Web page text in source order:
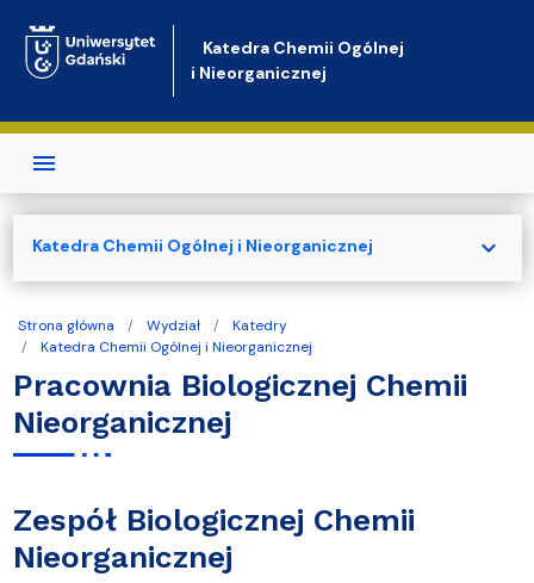
Katedra Chemii Ogólnej
i Nieorganicznej
Strona główna Wydział
Katedry
Katedra Chemii Ogólnej i Nieorganicznej
Pracownia Biologicznej Chemii
Nieorganicznej
Zespół Biologicznej Chemii
Nieorganicznej
Katedra Chemii Ogólnej i Nieorganicznej expand_more